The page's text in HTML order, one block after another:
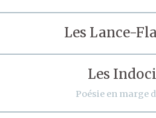
Les Lance-
Les
Poésie en marge